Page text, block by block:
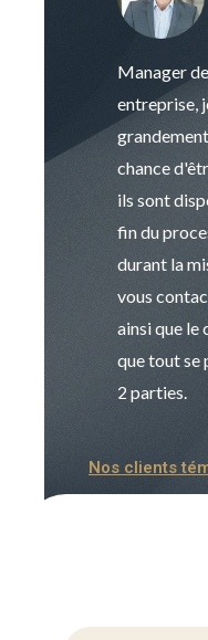
Manager
entreprise,
chance
ils sont
fin du
durant la
vous
ainsi que le
que tout se
2 parties.
Nos clients